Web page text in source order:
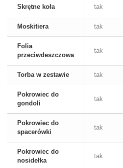
Skrętne koła tak
Moskitiera tak
Folia
przeciwdeszczowa
tak
Torba w zestawie tak
Pokrowiec do
gondoli
tak
Pokrowiec do
spacerówki
tak
Pokrowiec do
nosidełka
tak